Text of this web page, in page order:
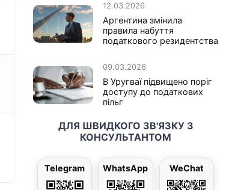
12.03.2026
Аргентина змінила
правила набуття
податкового резидентства
09.03.2026
В Уругваї підвищено поріг
доступу до податкових
пільг
ДЛЯ ШВИДКОГО ЗВ'ЯЗКУ З
КОНСУЛЬТАНТОМ
Telegram WhatsApp WeChat